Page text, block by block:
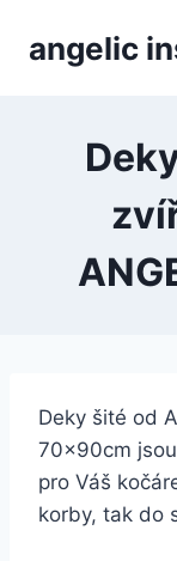
angelic
Deky šité od
70x90cm
pro Váš
korby, tak do